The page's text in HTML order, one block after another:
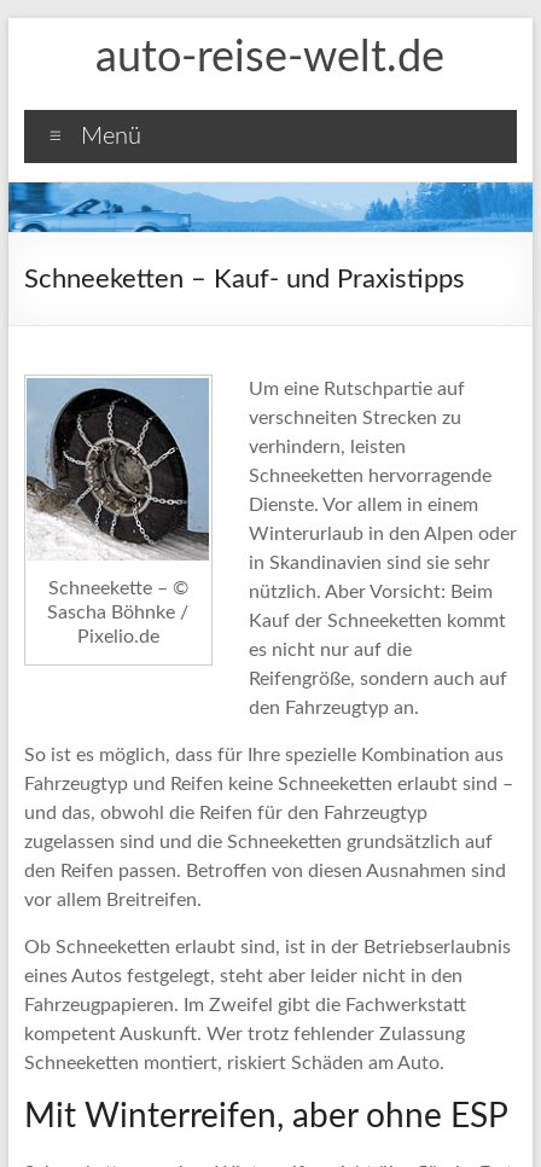
auto-reise-welt.de
Menü
Schneeketten – Kauf- und Praxistipps
Schneekette – ©
Sascha Böhnke /
Pixelio.de
Um eine Rutschpartie auf
verschneiten Strecken zu
verhindern, leisten
Schneeketten hervorragende
Dienste. Vor allem in einem
Winterurlaub in den Alpen oder
in Skandinavien sind sie sehr
nützlich. Aber Vorsicht: Beim
Kauf der Schneeketten kommt
es nicht nur auf die
Reifengröße, sondern auch auf
den Fahrzeugtyp an.
So ist es möglich, dass für Ihre spezielle Kombination aus
Fahrzeugtyp und Reifen keine Schneeketten erlaubt sind –
und das, obwohl die Reifen für den Fahrzeugtyp
zugelassen sind und die Schneeketten grundsätzlich auf
den Reifen passen. Betroffen von diesen Ausnahmen sind
vor allem Breitreifen.
Ob Schneeketten erlaubt sind, ist in der Betriebserlaubnis
eines Autos festgelegt, steht aber leider nicht in den
Fahrzeugpapieren. Im Zweifel gibt die Fachwerkstatt
kompetent Auskunft. Wer trotz fehlender Zulassung
Schneeketten montiert, riskiert Schäden am Auto.
Mit Winterreifen, aber ohne ESP